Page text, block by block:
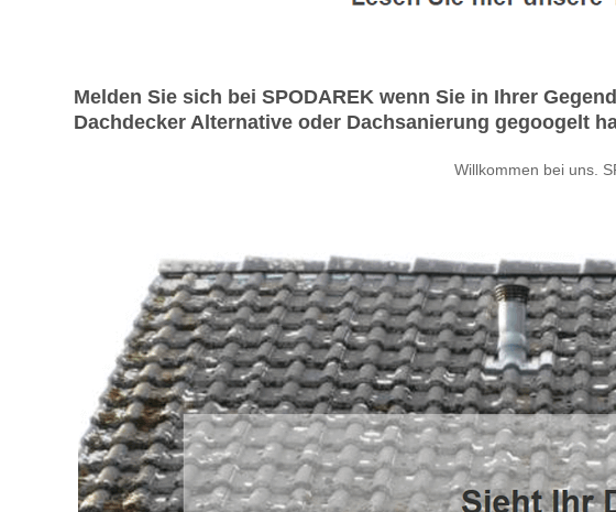
Melden Sie sich bei SPODAREK wenn Sie in Ihrer
Dachdecker Alternative oder Dachsanierung gegoogelt
Willkommen bei uns.